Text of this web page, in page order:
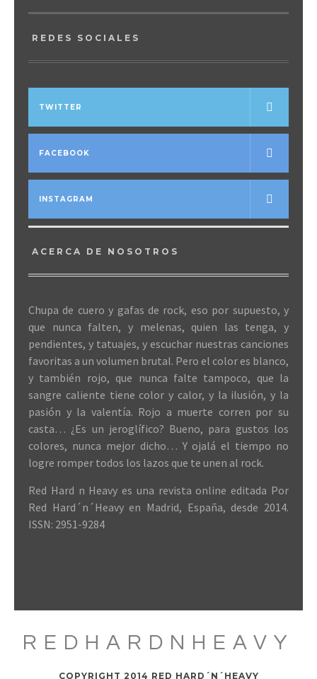
REDES SOCIALES
TWITTER
FACEBOOK
INSTAGRAM
ACERCA DE NOSOTROS
Chupa de cuero y gafas de rock, eso por supuesto, y
que nunca falten, y melenas, quien las tenga, y
pendientes, y tatuajes, y escuchar nuestras canciones
favoritas a un volumen brutal. Pero el color es blanco,
y también rojo, que nunca falte tampoco, que la
sangre caliente tiene color y calor, y la ilusión, y la
pasión y la valentía. Rojo a muerte corren por su
casta… ¿Es un jeroglífico? Bueno, para gustos los
colores, nunca mejor dicho… Y ojalá el tiempo no
logre romper todos los lazos que te unen al rock.
Red Hard n Heavy es una revista online editada Por
Red Hard´n´Heavy en Madrid, España, desde 2014.
ISSN: 2951-9284
REDHARDNHEAVY
COPYRIGHT 2014 RED HARD´N´HEAVY